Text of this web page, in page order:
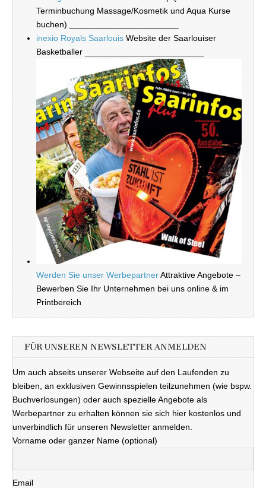
Terminbuchung Massage/Kosmetik und Aqua Kurse
buchen) _______________________
inexio Royals Saarlouis Website der Saarlouiser
Basketballer _________________________
Werden Sie unser WerbepartnerAttraktive Angebote –
Bewerben Sie Ihr Unternehmen bei uns online & im
Printbereich
FÜR UNSEREN NEWSLETTER ANMELDEN
Um auch abseits unserer Webseite auf den Laufenden zu
bleiben, an exklusiven Gewinnsspielen teilzunehmen (wie bspw.
Buchverlosungen) oder auch spezielle Angebote als
Werbepartner zu erhalten können sie sich hier kostenlos und
unverbindlich für unseren Newsletter anmelden.
Vorname oder ganzer Name (optional)
Email